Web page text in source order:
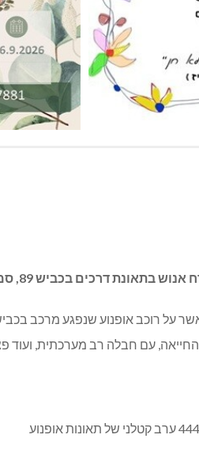
החייאה, עם חבלה רב מערכתית, ועוד